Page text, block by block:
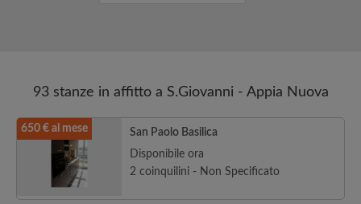
93 stanze in affitto a S.Giovanni - Appia Nuova
650 € al mese
San Paolo Basilica
Disponibile ora
2 coinquilini - Non Specificato